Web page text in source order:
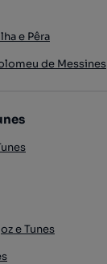
e Pêra
de Messines
e Tunes